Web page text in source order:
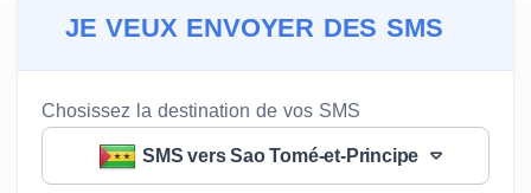
JE VEUX ENVOYER DES SMS
Chosissez la destination de vos SMS
SMS vers Sao Tomé-et-Principe